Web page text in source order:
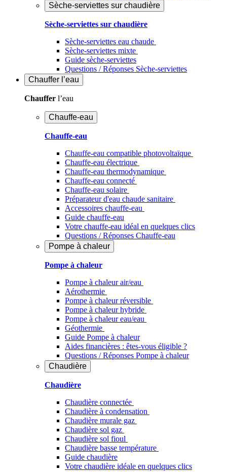
Sèche-serviettes sur chaudière
Sèche-serviettes sur chaudière
Sèche-serviettes eau chaude
Sèche-serviettes mixte
Guide sèche-serviettes
Questions / Réponses Sèche-serviettes
Chauffer l’eau
Chauffer l’eau
Chauffe-eau
Chauffe-eau
Chauffe-eau compatible photovoltaïque
Chauffe-eau électrique
Chauffe-eau thermodynamique
Chauffe-eau connecté
Chauffe-eau solaire
Préparateur d'eau chaude sanitaire
Accessoires chauffe-eau
Guide chauffe-eau
Votre chauffe-eau idéal en quelques clics
Questions / Réponses Chauffe-eau
Pompe à chaleur
Pompe à chaleur
Pompe à chaleur air/eau
Aérothermie
Pompe à chaleur réversible
Pompe à chaleur hybride
Pompe à chaleur​ eau/eau
Géothermie
Guide Pompe à chaleur
Aides financières : êtes-vous éligible ?
Questions / Réponses Pompe à chaleur
Chaudière
Chaudière
Chaudière connectée
Chaudière à condensation
Chaudière murale gaz
Chaudière sol gaz
Chaudière sol fioul
Chaudière basse température
Guide chaudière
Votre chaudière idéale en quelques clics